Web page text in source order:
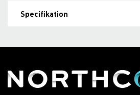
Specifikation